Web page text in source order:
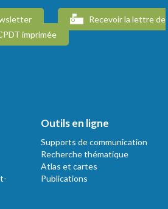
Recevoir la lettre de
imprimée
Outils en ligne
Supports de communication
Recherche thématique
Atlas et cartes
Publications